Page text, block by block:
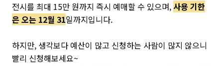
전시를 최대 15만 원까지 즉시 예매할 수 있으며, 사용 기한
은 오는 12월 31일까지입니다.
하지만, 생각보다 예산이 많고 신청하는 사람이 많지 않으니
빨리 신청해보세요~